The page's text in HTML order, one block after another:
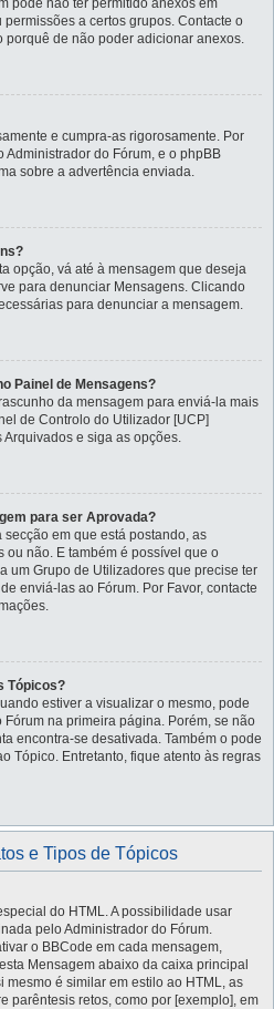
pode não ter permitido anexos em
a certos grupos. Contacte o
porquê de não poder adicionar anexos.
e cumpra-as rigorosamente. Por
Administrador do Fórum, e o phpBB
sobre a advertência enviada.
opção, vá até à mensagem que deseja
para denunciar Mensagens. Clicando
para denunciar a mensagem.
Painel de Mensagens?
da mensagem para enviá-la mais
de Controlo do Utilizador [UCP]
e siga as opções.
para ser Aprovada?
em que está postando, as
ou não. E também é possível que o
um Grupo de Utilizadores que precise ter
enviá-las ao Fórum. Por Favor, contacte
Tópicos?
estiver a visualizar o mesmo, pode
na primeira página. Porém, se não
encontra-se desativada. Também o pode
Tópico. Entretanto, fique atento às regras
e Tipos de Tópicos
do HTML. A possibilidade usar
pelo Administrador do Fórum.
o BBCode em cada mensagem,
Mensagem abaixo da caixa principal
é similar em estilo ao HTML, as
parêntesis retos, como por [exemplo], em